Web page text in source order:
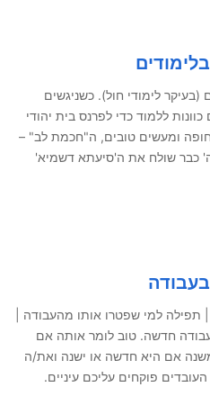
לימודי חול). כשניגשים
ללמוד כדי לפרנס בית יהודי
ומעשים טובים, ה"חכמת לב" –
כבר שולח את ה'סיעתא דשמיא'
למי שפטרו אותו מהעבודה |
חדשה. טוב לומר אותה אם
אם היא חדשה או ישנה ואת/ה
פוקחים עליכם עיניים.